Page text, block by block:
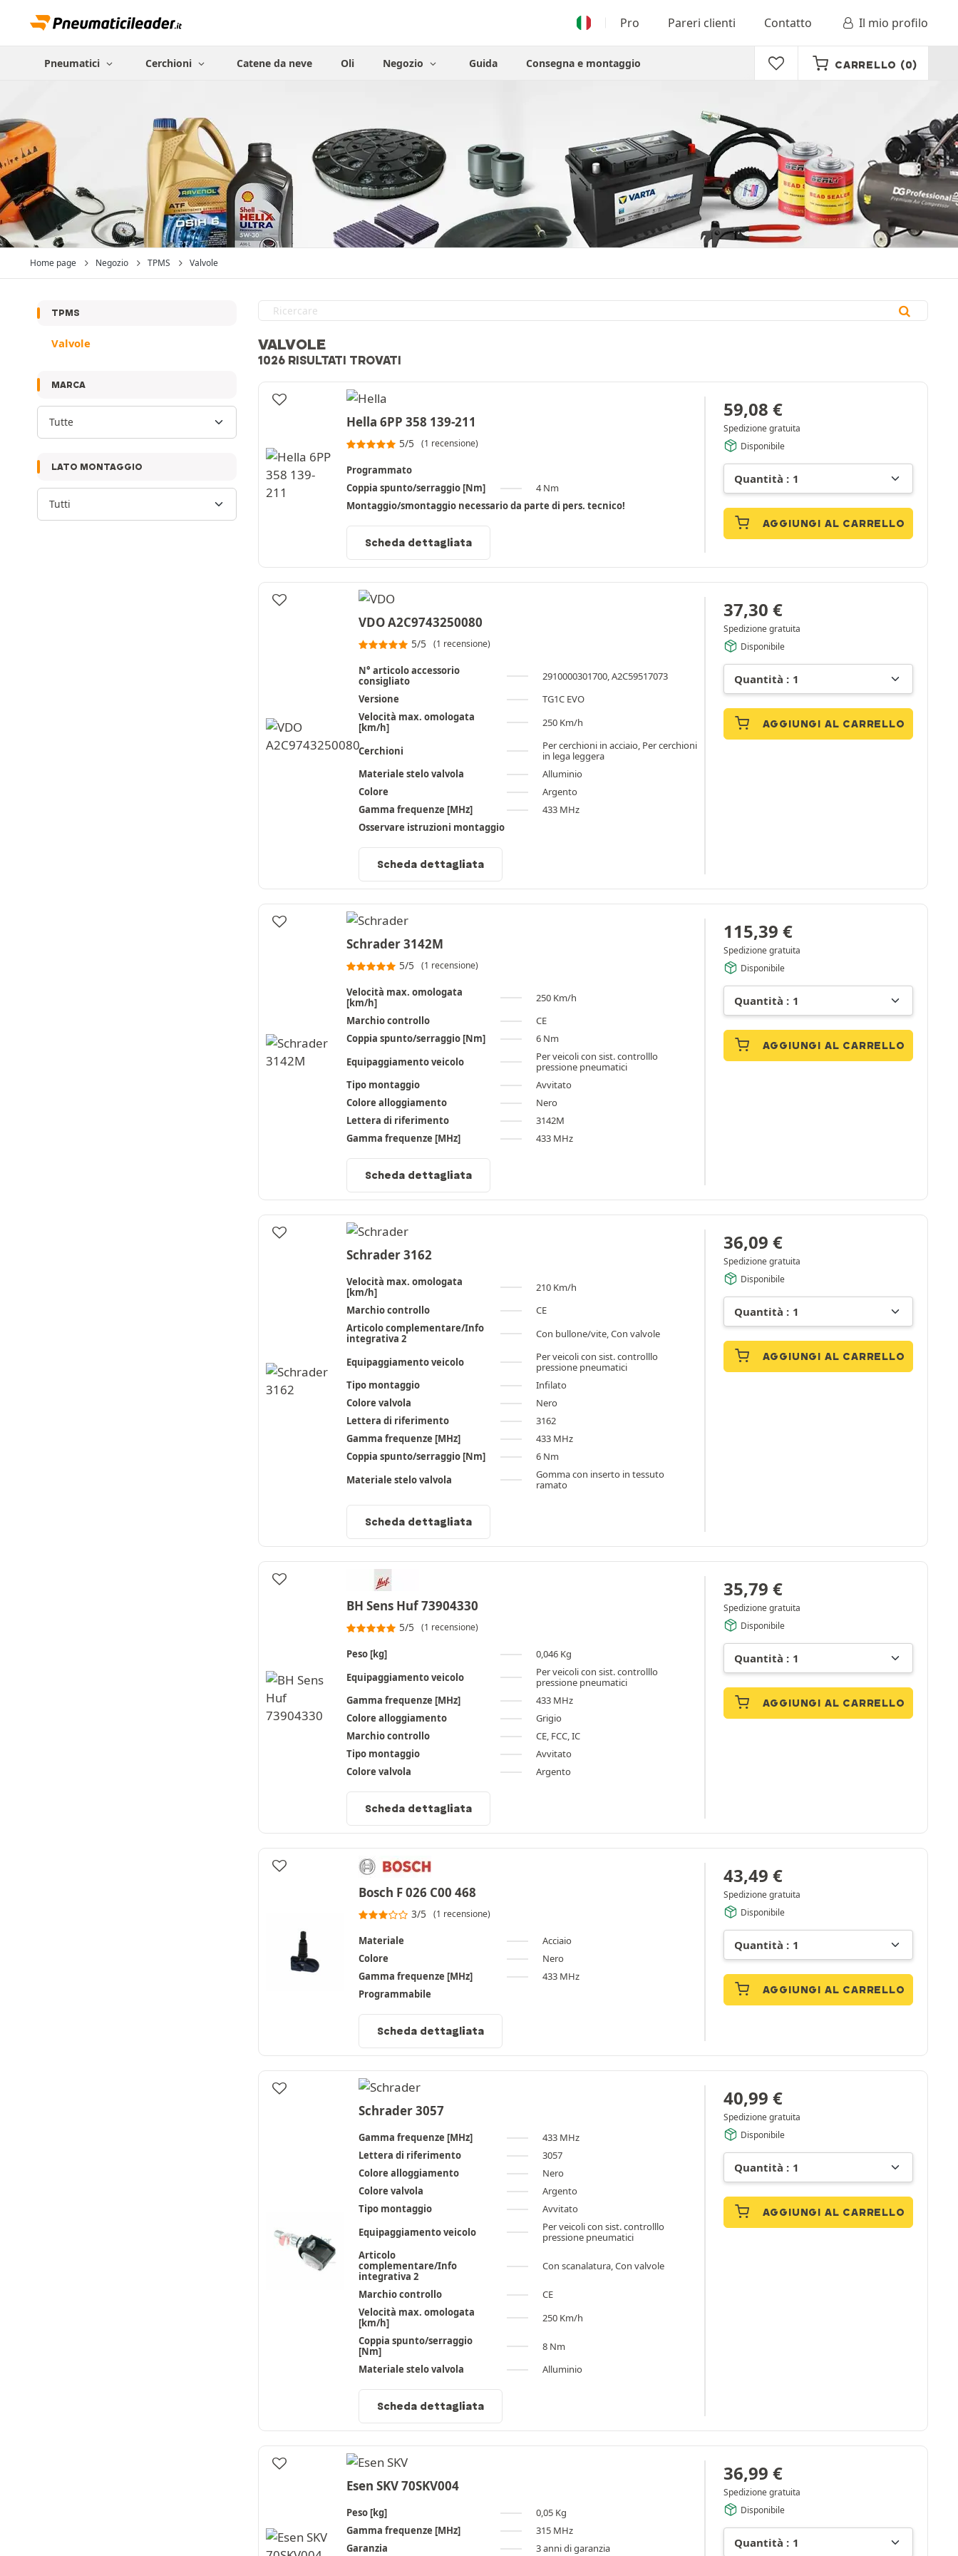
Pro Pareri clienti Contatto Il mio profilo
Pneumatici Cerchioni Catene da neve Oli Negozio Guida Consegna e montaggio CARRELLO (0)
Home page Negozio TPMS Valvole
TPMS
Valvole
MARCA
Tutte
LATO MONTAGGIO
Tutti
VALVOLE
1026 RISULTATI TROVATI
Hella 6PP 358 139-211
5/5 (1 recensione)
Programmato
Coppia spunto/serraggio [Nm]
4 Nm
Montaggio/smontaggio necessario da parte di pers. tecnico!
Scheda dettagliata
59,08 €
Spedizione gratuita
Disponibile
AGGIUNGI AL CARRELLO
VDO A2C9743250080
5/5 (1 recensione)
N° articolo accessorio
consigliato
2910000301700, A2C59517073
Versione
TG1C EVO
Velocità max. omologata
[km/h]
250 Km/h
Cerchioni
Per cerchioni in acciaio, Per cerchioni
in lega leggera
Materiale stelo valvola
Alluminio
Colore
Argento
Gamma frequenze [MHz]
433 MHz
Osservare istruzioni montaggio
Scheda dettagliata
37,30 €
Spedizione gratuita
Disponibile
AGGIUNGI AL CARRELLO
Schrader 3142M
5/5 (1 recensione)
Velocità max. omologata
[km/h]
250 Km/h
Marchio controllo
CE
Coppia spunto/serraggio [Nm]
6 Nm
Equipaggiamento veicolo
Per veicoli con sist. controlllo
pressione pneumatici
Tipo montaggio
Avvitato
Colore alloggiamento
Nero
Lettera di riferimento
3142M
Gamma frequenze [MHz]
433 MHz
Scheda dettagliata
115,39 €
Spedizione gratuita
Disponibile
AGGIUNGI AL CARRELLO
Schrader 3162
Velocità max. omologata
[km/h]
210 Km/h
Marchio controllo
CE
Articolo complementare/Info
integrativa 2
Con bullone/vite, Con valvole
Equipaggiamento veicolo
Per veicoli con sist. controlllo
pressione pneumatici
Tipo montaggio
Infilato
Colore valvola
Nero
Lettera di riferimento
3162
Gamma frequenze [MHz]
433 MHz
Coppia spunto/serraggio [Nm]
6 Nm
Materiale stelo valvola
Gomma con inserto in tessuto
ramato
Scheda dettagliata
36,09 €
Spedizione gratuita
Disponibile
AGGIUNGI AL CARRELLO
BH Sens Huf 73904330
5/5 (1 recensione)
Peso [kg]
0,046 Kg
Equipaggiamento veicolo
Per veicoli con sist. controlllo
pressione pneumatici
Gamma frequenze [MHz]
433 MHz
Colore alloggiamento
Grigio
Marchio controllo
CE, FCC, IC
Tipo montaggio
Avvitato
Colore valvola
Argento
Scheda dettagliata
35,79 €
Spedizione gratuita
Disponibile
AGGIUNGI AL CARRELLO
Bosch F 026 C00 468
3/5 (1 recensione)
Materiale
Acciaio
Colore
Nero
Gamma frequenze [MHz]
433 MHz
Programmabile
Scheda dettagliata
43,49 €
Spedizione gratuita
Disponibile
AGGIUNGI AL CARRELLO
Schrader 3057
Gamma frequenze [MHz]
433 MHz
Lettera di riferimento
3057
Colore alloggiamento
Nero
Colore valvola
Argento
Tipo montaggio
Avvitato
Equipaggiamento veicolo
Per veicoli con sist. controlllo
pressione pneumatici
Articolo
complementare/Info
integrativa 2
Con scanalatura, Con valvole
Marchio controllo
CE
Velocità max. omologata
[km/h]
250 Km/h
Coppia spunto/serraggio
[Nm]
8 Nm
Materiale stelo valvola
Alluminio
Scheda dettagliata
40,99 €
Spedizione gratuita
Disponibile
AGGIUNGI AL CARRELLO
Esen SKV 70SKV004
Peso [kg]
0,05 Kg
Gamma frequenze [MHz]
315 MHz
Garanzia
3 anni di garanzia
36,99 €
Spedizione gratuita
Disponibile